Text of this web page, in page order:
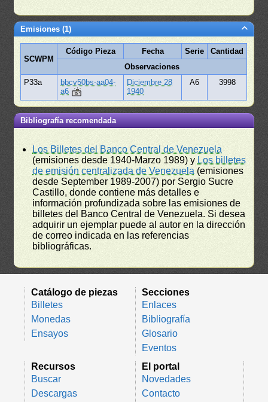
Emisiones (1)
SCWPM
Código Pieza Fecha Serie
Cantidad
Observaciones
P33a
bbcv50bs-aa04-
a6
Diciembre 28
1940
A6 3998
Bibliografía recomendada
Los Billetes del Banco Central de Venezuela
(emisiones desde 1940-Marzo 1989) y Los billetes
de emisión centralizada de Venezuela (emisiones
desde September 1989-2007) por Sergio Sucre
Castillo, donde contiene más detalles e
información profundizada sobre las emisiones de
billetes del Banco Central de Venezuela. Si desea
adquirir un ejemplar puede al autor en la dirección
de correo indicada en las referencias
bibliográficas.
Catálogo de piezas
Billetes
Monedas
Ensayos
Secciones
Enlaces
Bibliografía
Glosario
Eventos
Recursos
Buscar
Descargas
El portal
Novedades
Contacto